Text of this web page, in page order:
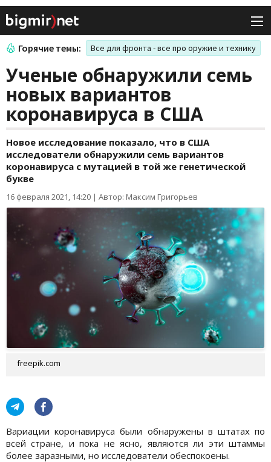
Горячие темы: Все для фронта - все про оружие и технику
Ученые обнаружили семь
новых вариантов
коронавируса в США
Новое исследование показало, что в США
исследователи обнаружили семь вариантов
коронавируса с мутацией в той же генетической
букве
16 февраля 2021, 14:20 | Автор: Максим Григорьев
freepik.com
Вариации коронавируса были обнаружены в штатах по
всей стране, и пока не ясно, являются ли эти штаммы
более заразными, но исследователи обеспокоены.